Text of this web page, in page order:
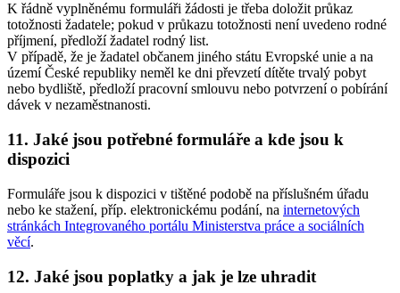
K řádně vyplněnému formuláři žádosti je třeba doložit průkaz
totožnosti žadatele; pokud v průkazu totožnosti není uvedeno rodné
příjmení, předloží žadatel rodný list.
V případě, že je žadatel občanem jiného státu Evropské unie a na
území České republiky neměl ke dni převzetí dítěte trvalý pobyt
nebo bydliště, předloží pracovní smlouvu nebo potvrzení o pobírání
dávek v nezaměstnanosti.
11. Jaké jsou potřebné formuláře a kde jsou k
dispozici
Formuláře jsou k dispozici v tištěné podobě na příslušném úřadu
nebo ke stažení, příp. elektronickému podání, na internetových
stránkách Integrovaného portálu Ministerstva práce a sociálních
věcí.
12. Jaké jsou poplatky a jak je lze uhradit